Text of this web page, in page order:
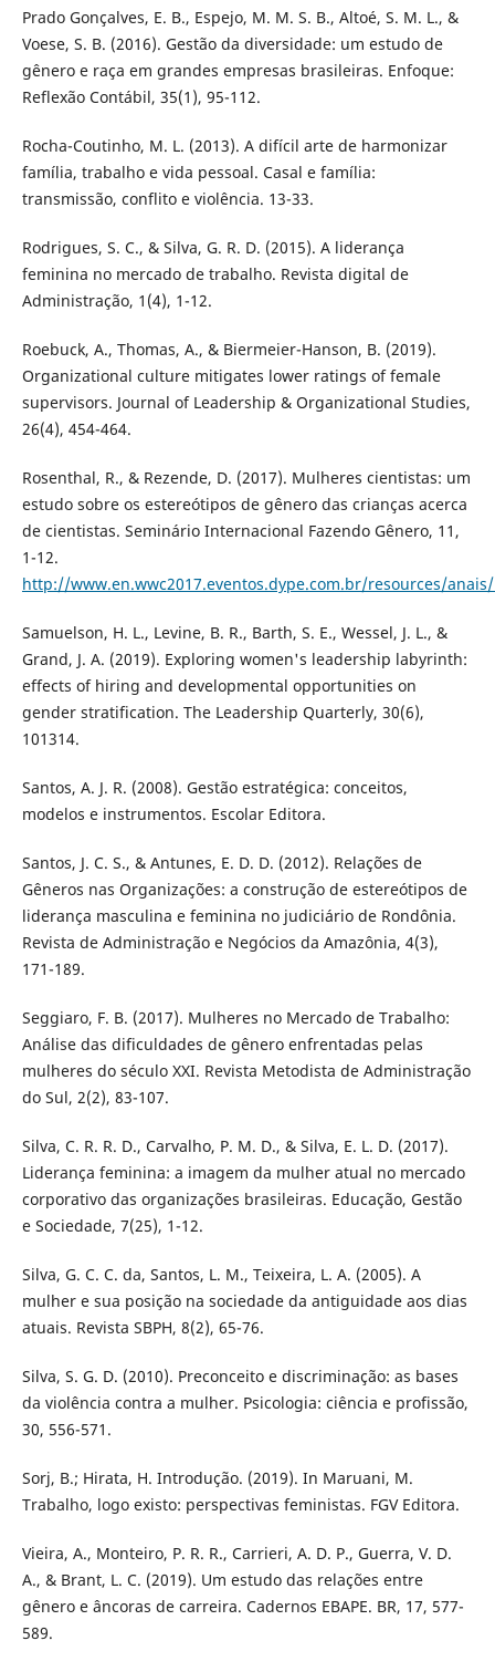
Prado Gonçalves, E. B., Espejo, M. M. S. B., Altoé, S. M. L., &
Voese, S. B. (2016). Gestão da diversidade: um estudo de
gênero e raça em grandes empresas brasileiras. Enfoque:
Reflexão Contábil, 35(1), 95-112.
Rocha-Coutinho, M. L. (2013). A difícil arte de harmonizar
família, trabalho e vida pessoal. Casal e família:
transmissão, conflito e violência. 13-33.
Rodrigues, S. C., & Silva, G. R. D. (2015). A liderança
feminina no mercado de trabalho. Revista digital de
Administração, 1(4), 1-12.
Roebuck, A., Thomas, A., & Biermeier-Hanson, B. (2019).
Organizational culture mitigates lower ratings of female
supervisors. Journal of Leadership & Organizational Studies,
26(4), 454-464.
Rosenthal, R., & Rezende, D. (2017). Mulheres cientistas: um
estudo sobre os estereótipos de gênero das crianças acerca
de cientistas. Seminário Internacional Fazendo Gênero, 11,
1-12.
http://www.en.wwc2017.eventos.dype.com.br/resources/
Samuelson, H. L., Levine, B. R., Barth, S. E., Wessel, J. L., &
Grand, J. A. (2019). Exploring women's leadership labyrinth:
effects of hiring and developmental opportunities on
gender stratification. The Leadership Quarterly, 30(6),
101314.
Santos, A. J. R. (2008). Gestão estratégica: conceitos,
modelos e instrumentos. Escolar Editora.
Santos, J. C. S., & Antunes, E. D. D. (2012). Relações de
Gêneros nas Organizações: a construção de estereótipos de
liderança masculina e feminina no judiciário de Rondônia.
Revista de Administração e Negócios da Amazônia, 4(3),
171-189.
Seggiaro, F. B. (2017). Mulheres no Mercado de Trabalho:
Análise das dificuldades de gênero enfrentadas pelas
mulheres do século XXI. Revista Metodista de Administração
do Sul, 2(2), 83-107.
Silva, C. R. R. D., Carvalho, P. M. D., & Silva, E. L. D. (2017).
Liderança feminina: a imagem da mulher atual no mercado
corporativo das organizações brasileiras. Educação, Gestão
e Sociedade, 7(25), 1-12.
Silva, G. C. C. da, Santos, L. M., Teixeira, L. A. (2005). A
mulher e sua posição na sociedade da antiguidade aos dias
atuais. Revista SBPH, 8(2), 65-76.
Silva, S. G. D. (2010). Preconceito e discriminação: as bases
da violência contra a mulher. Psicologia: ciência e profissão,
30, 556-571.
Sorj, B.; Hirata, H. Introdução. (2019). In Maruani, M.
Trabalho, logo existo: perspectivas feministas. FGV Editora.
Vieira, A., Monteiro, P. R. R., Carrieri, A. D. P., Guerra, V. D.
A., & Brant, L. C. (2019). Um estudo das relações entre
gênero e âncoras de carreira. Cadernos EBAPE. BR, 17, 577-
589.